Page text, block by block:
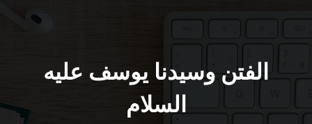
الفتن وسيدنا يوسف عليه
السلام